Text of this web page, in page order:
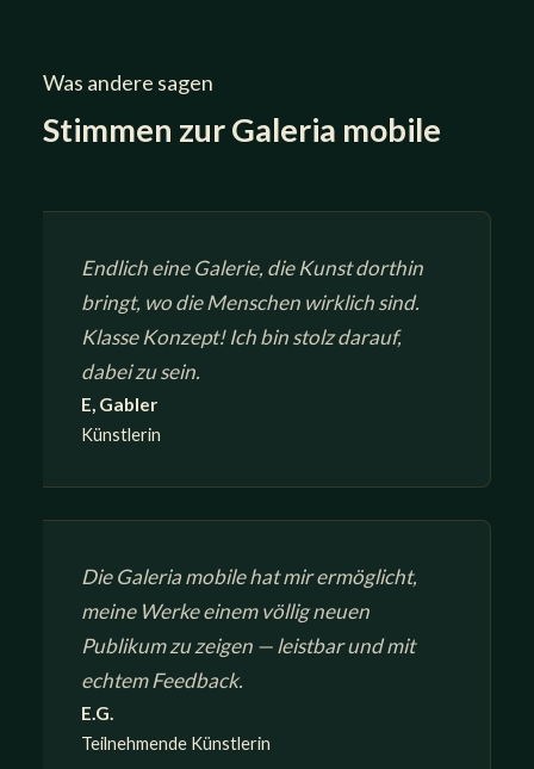
Was andere sagen
Stimmen zur Galeria mobile
Endlich eine Galerie, die Kunst dorthin
bringt, wo die Menschen wirklich sind.
Klasse Konzept! Ich bin stolz darauf,
dabei zu sein.
E, Gabler
Künstlerin
Die Galeria mobile hat mir ermöglicht,
meine Werke einem völlig neuen
Publikum zu zeigen — leistbar und mit
echtem Feedback.
E.G.
Teilnehmende Künstlerin